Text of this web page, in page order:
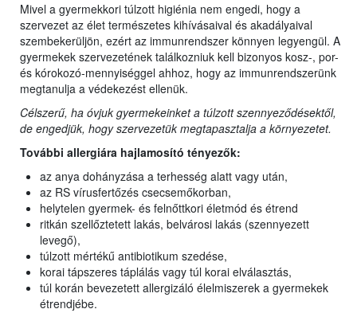
Mivel a gyermekkori túlzott higiénia nem engedi, hogy a
szervezet az élet természetes kihívásaival és akadályaival
szembekerüljön, ezért az immunrendszer könnyen legyengül. A
gyermekek szervezetének találkozniuk kell bizonyos kosz-, por-
és kórokozó-mennyiséggel ahhoz, hogy az immunrendszerünk
megtanulja a védekezést ellenük.
Célszerű, ha óvjuk gyermekeinket a túlzott szennyeződésektől,
de engedjük, hogy szervezetük megtapasztalja a környezetet.
További allergiára hajlamosító tényezők:
az anya dohányzása a terhesség alatt vagy után,
az RS vírusfertőzés csecsemőkorban,
helytelen gyermek- és felnőttkori életmód és étrend
ritkán szellőztetett lakás, belvárosi lakás (szennyezett
levegő),
túlzott mértékű antibiotikum szedése,
korai tápszeres táplálás vagy túl korai elválasztás,
túl korán bevezetett allergizáló élelmiszerek a gyermekek
étrendjébe.